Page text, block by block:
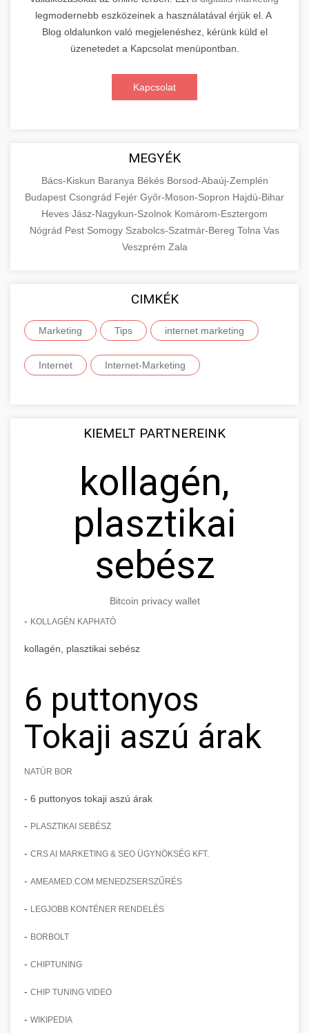
legmodernebb eszközeinek a használatával érjük el. A
Blog oldalunkon való megjelenéshez, kérünk küld el
üzenetedet a Kapcsolat menüpontban.
Kapcsolat
MEGYÉK
Bács-Kiskun Baranya Békés Borsod-Abaúj-Zemplén
Budapest Csongrád Fejér Győr-Moson-Sopron Hajdú-Bihar
Heves Jász-Nagykun-Szolnok Komárom-Esztergom
Nógrád Pest Somogy Szabolcs-Szatmár-Bereg Tolna Vas
Veszprém Zala
CIMKÉK
Marketing Tips internet marketing
Internet Internet-Marketing
KIEMELT PARTNEREINK
kollagén,
plasztikai
sebész
Bitcoin privacy wallet
- KOLLAGÉN KAPHATÓ
kollagén, plasztikai sebész
6 puttonyos
Tokaji aszú árak
NATÚR BOR
- 6 puttonyos tokaji aszú árak
- PLASZTIKAI SEBÉSZ
- CRS AI MARKETING & SEO ÜGYNÖKSÉG KFT.
- AMEAMED.COM MENEDZSERSZŰRÉS
- LEGJOBB KONTÉNER RENDELÉS
- BORBOLT
- CHIPTUNING
- CHIP TUNING VIDEO
- WIKIPEDIA